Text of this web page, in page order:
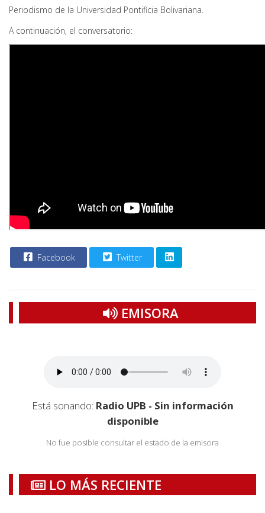
Periodismo de la Universidad Pontificia Bolivariana.
A continuación, el conversatorio:
Facebook Twitter
EMISORA
Está sonando: Radio UPB - Sin información
disponible
No fue posible consultar el estado de la emisora
LO MÁS RECIENTE